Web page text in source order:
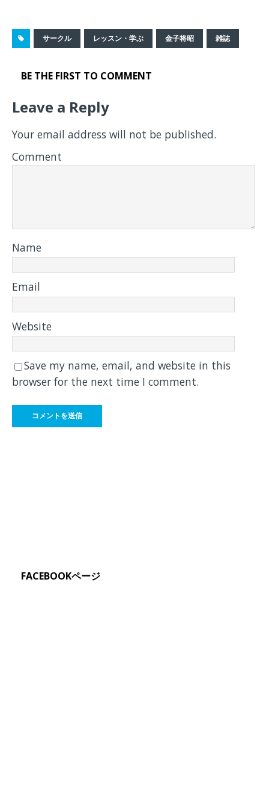
サークル レッスン・学ぶ 金子将昭 雑誌
BE THE FIRST TO COMMENT
Leave a Reply
Your email address will not be published.
Comment
Name
Email
Website
Save my name, email, and website in this
browser for the next time I comment.
FACEBOOKページ